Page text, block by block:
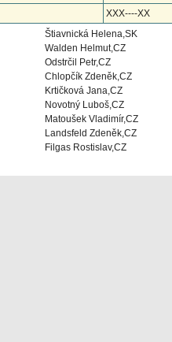
XXX----XX
Štiavnická Helena,SK
Walden Helmut,CZ
Odstrčil Petr,CZ
Chlopčík Zdeněk,CZ
Krtičková Jana,CZ
Novotný Luboš,CZ
Matoušek Vladimír,CZ
Landsfeld Zdeněk,CZ
Filgas Rostislav,CZ